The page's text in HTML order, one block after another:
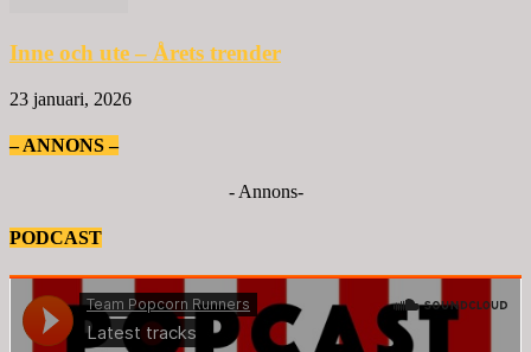
Inne och ute – Årets trender
23 januari, 2026
– ANNONS –
- Annons-
PODCAST